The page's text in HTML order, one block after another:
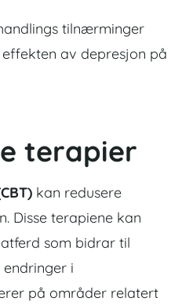
tilnærminger
av depresjon på
terapier
kan redusere
Disse terapiene kan
som bidrar til
i
på områder relatert